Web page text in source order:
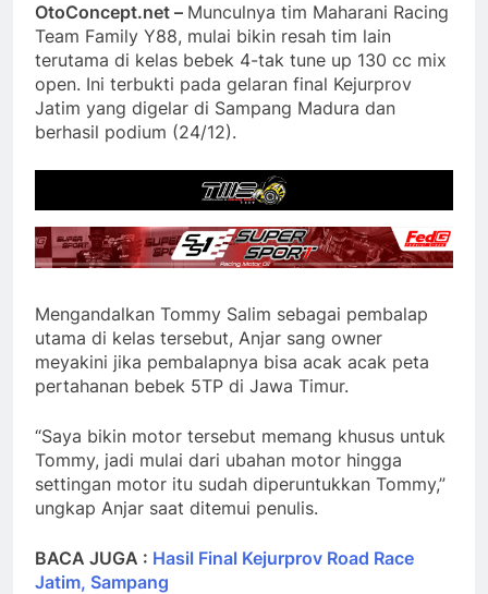
OtoConcept.net – Munculnya tim Maharani Racing
Team Family Y88, mulai bikin resah tim lain
terutama di kelas bebek 4-tak tune up 130 cc mix
open. Ini terbukti pada gelaran final Kejurprov
Jatim yang digelar di Sampang Madura dan
berhasil podium (24/12).
Mengandalkan Tommy Salim sebagai pembalap
utama di kelas tersebut, Anjar sang owner
meyakini jika pembalapnya bisa acak acak peta
pertahanan bebek 5TP di Jawa Timur.
“Saya bikin motor tersebut memang khusus untuk
Tommy, jadi mulai dari ubahan motor hingga
settingan motor itu sudah diperuntukkan Tommy,”
ungkap Anjar saat ditemui penulis.
BACA JUGA : Hasil Final Kejurprov Road Race
Jatim, Sampang